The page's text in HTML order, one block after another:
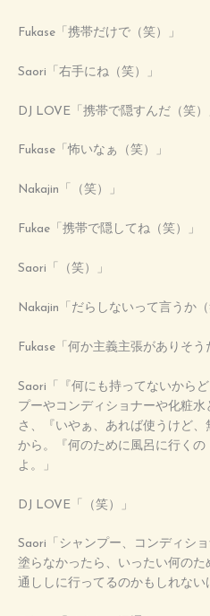
Fukase「携帯だけで（笑）」
Saori「右手にね（笑）」
DJ LOVE「携帯で隠すんだ（笑）
Fukase「怖いなぁ（笑）」
Nakajin「（笑）」
Fukae「携帯で隠してね（笑）」
Saori「（笑）」
Nakajin「だらしないって言うか（
Fukase「何か主義主張がありそう
Saori「『何にも持ってないから
プーやコンディショナーや化粧
さ、『いやぁ、あれば使うけど
から。『何のために風呂に行く
よ。」
DJ LOVE「（笑）」
Saori「シャンプー、コンディシ
塗らなかったら、いったい何の
通ししに行ってるのかもしれない